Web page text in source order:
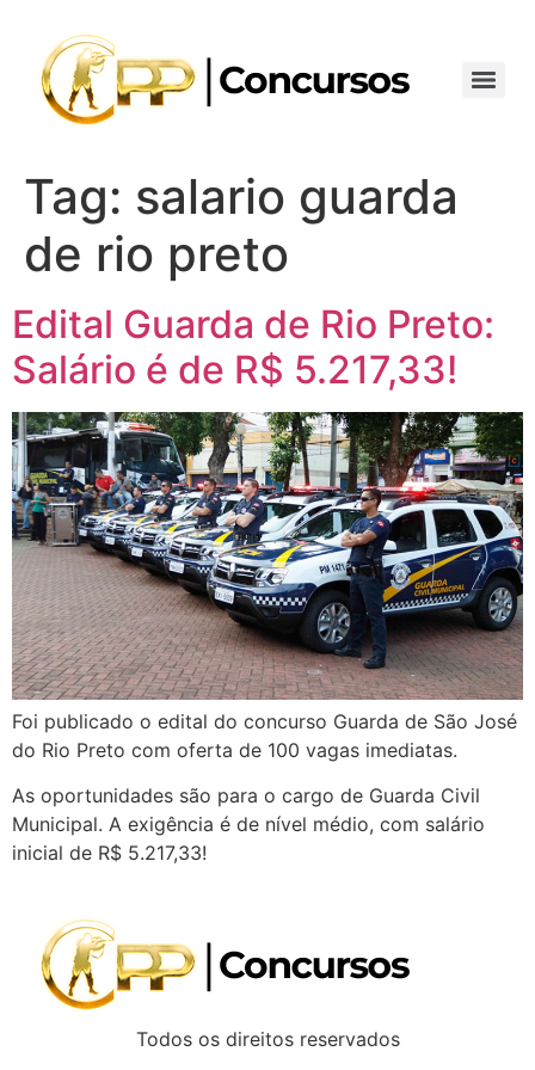
Tag: salario guarda
de rio preto
Edital Guarda de Rio Preto:
Salário é de R$ 5.217,33!
Foi publicado o edital do concurso Guarda de São José
do Rio Preto com oferta de 100 vagas imediatas.
As oportunidades são para o cargo de Guarda Civil
Municipal. A exigência é de nível médio, com salário
inicial de R$ 5.217,33!
Todos os direitos reservados